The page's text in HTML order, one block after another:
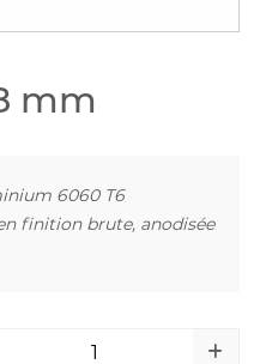
mm
6060 T6
finition brute, anodisée